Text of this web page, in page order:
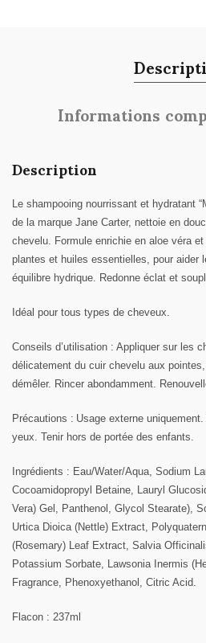
Informations
Description
Le shampooing nourrissant et hydratant
de la marque Jane Carter, nettoie en
chevelu. Formule enrichie en aloe véra
plantes et huiles essentielles, pour aider
équilibre hydrique. Redonne éclat et
Idéal pour tous types de cheveux.
Conseils d’utilisation : Appliquer sur les
délicatement du cuir chevelu aux
démêler. Rincer abondamment.
Précautions : Usage externe
yeux. Tenir hors de portée des enfants.
Ingrédients : Eau/Water/Aqua, Sodium
Cocoamidopropyl Betaine, Lauryl
Vera) Gel, Panthenol, Glycol Stearate),
Urtica Dioica (Nettle) Extract,
(Rosemary) Leaf Extract, Salvia
Potassium Sorbate, Lawsonia Inermis
Fragrance, Phenoxyethanol, Citric Acid.
Flacon : 237ml